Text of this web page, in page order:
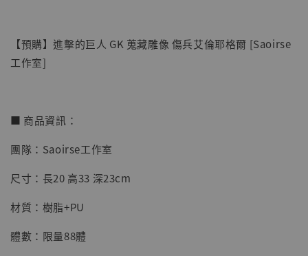
【店內現貨】海賊王 系列蒐藏雕像 布魯克達
NT$ 1,500
NT$ 1,870
【預購】進擊的巨人 GK 蒐藏雕像 傷兵艾倫耶格爾 [Saoirse
工作室]
■ 商品資訊：
團隊：Saoirse工作室
尺寸：長20 高33 深23cm
材質：樹脂+PU
體數：限量88體